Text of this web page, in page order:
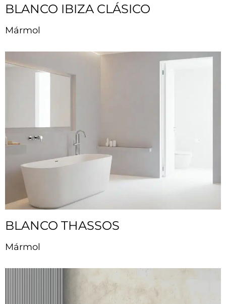
BLANCO IBIZA CLÁSICO
Mármol
BLANCO THASSOS
Mármol